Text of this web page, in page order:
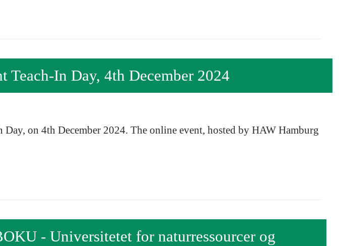
Teach-In Day, 4th December 2024
on 4th December 2024. The online event, hosted by HAW Hamburg
- Universitetet for naturressourcer og